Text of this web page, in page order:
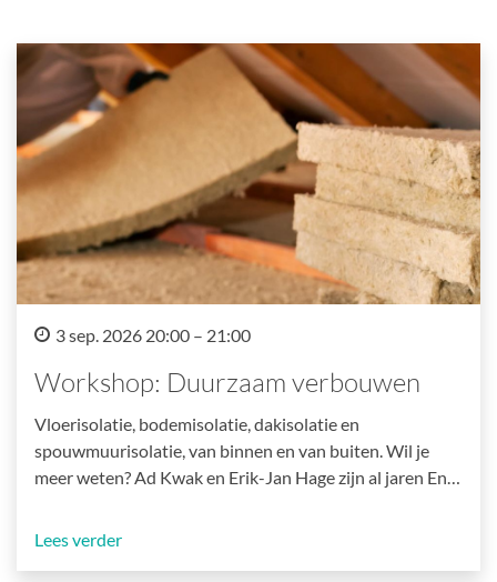
3 sep. 2026 20:00 – 21:00
Workshop: Duurzaam verbouwen
Vloerisolatie, bodemisolatie, dakisolatie en
spouwmuurisolatie, van binnen en van buiten. Wil je
meer weten? Ad Kwak en Erik-Jan Hage zijn al jaren En…
Lees verder